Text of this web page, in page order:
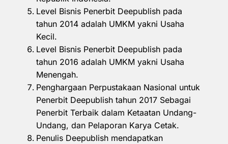
Level Bisnis Penerbit Deepublish pada
tahun 2014 adalah UMKM yakni Usaha
Kecil.
Level Bisnis Penerbit Deepublish pada
tahun 2016 adalah UMKM yakni Usaha
Menengah.
Penghargaan Perpustakaan Nasional untuk
Penerbit Deepublish tahun 2017 Sebagai
Penerbit Terbaik dalam Ketaatan Undang-
Undang, dan Pelaporan Karya Cetak.
Penulis Deepublish mendapatkan